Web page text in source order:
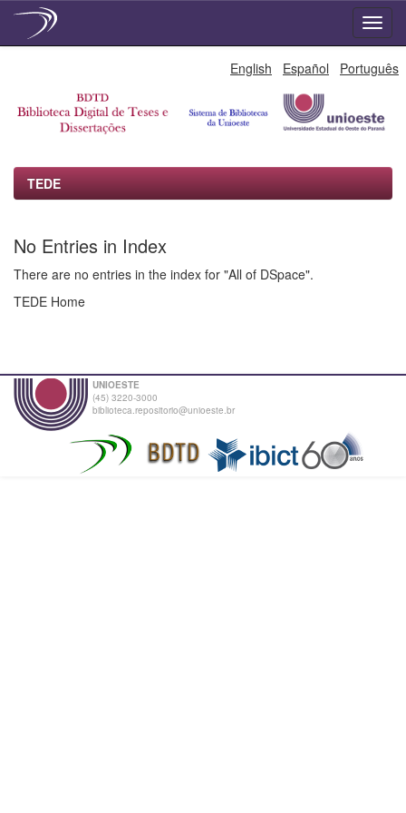
English Español Português
TEDE
No Entries in Index
There are no entries in the index for "All of DSpace".
TEDE Home
UNIOESTE
(45) 3220-3000
biblioteca.repositorio@unioeste.br